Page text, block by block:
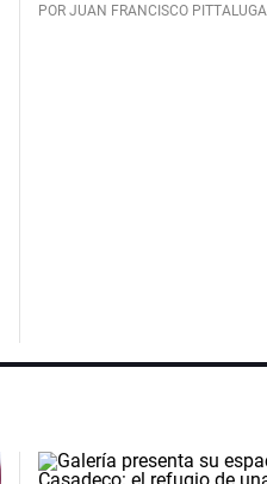
POR JUAN FRANCISCO PITTALUGA